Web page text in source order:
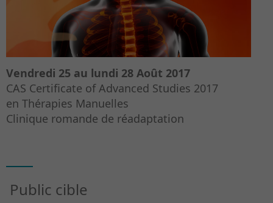
Vendredi 25 au lundi 28 Août 2017
CAS Certificate of Advanced Studies 2017
en Thérapies Manuelles
Clinique romande de réadaptation
Public cible